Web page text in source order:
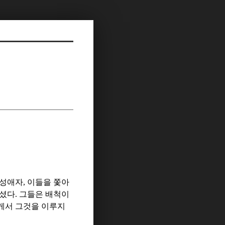
애자, 이들을 쫓아
다. 그들은 배척이
서 그것을 이루지